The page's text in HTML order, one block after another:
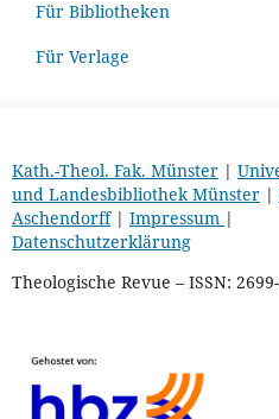
Für Bibliotheken
Für Verlage
Kath.-Theol. Fak. Münster|
und Landesbibliothek Münster|
Aschendorff| Impressum |
Datenschutzerklärung
Theologische Revue – ISSN: